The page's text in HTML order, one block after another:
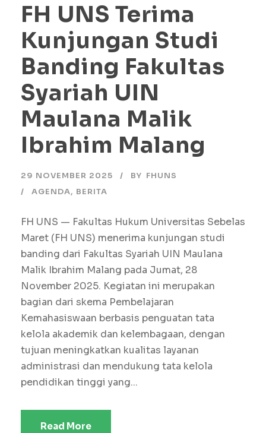
FH UNS Terima
Kunjungan Studi
Banding Fakultas
Syariah UIN
Maulana Malik
Ibrahim Malang
29 NOVEMBER 2025 BY FHUNS
AGENDA, BERITA
FH UNS — Fakultas Hukum Universitas Sebelas
Maret (FH UNS) menerima kunjungan studi
banding dari Fakultas Syariah UIN Maulana
Malik Ibrahim Malang pada Jumat, 28
November 2025. Kegiatan ini merupakan
bagian dari skema Pembelajaran
Kemahasiswaan berbasis penguatan tata
kelola akademik dan kelembagaan, dengan
tujuan meningkatkan kualitas layanan
administrasi dan mendukung tata kelola
pendidikan tinggi yang...
Read More